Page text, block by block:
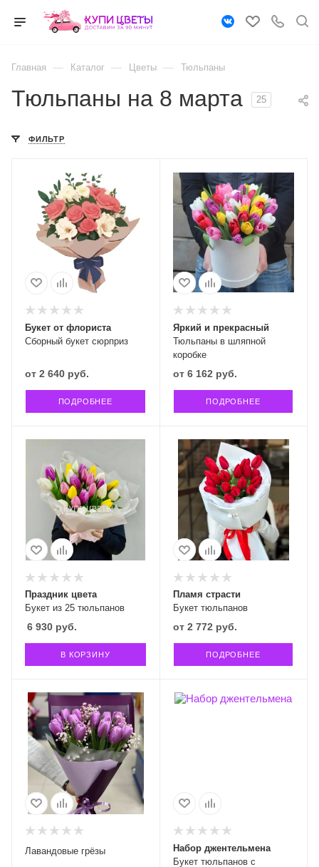
Главная — Каталог — Цветы — Тюльпаны
Тюльпаны на 8 марта 25
ФИЛЬТР
Сборный букет сюрприз
Букет от флориста
от 2 640 руб.
ПОДРОБНЕЕ
Тюльпаны в шляпной
коробке
Яркий и прекрасный
от 6 162 руб.
ПОДРОБНЕЕ
Букет из 25 тюльпанов
Праздник цвета
6 930 руб.
В КОРЗИНУ
Букет тюльпанов
Пламя страсти
от 2 772 руб.
ПОДРОБНЕЕ
Лавандовые грёзы
Букет тюльпанов с
Набор джентельмена